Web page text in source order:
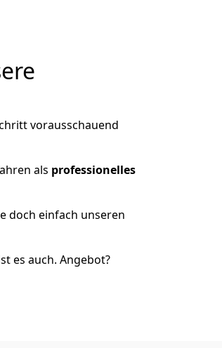
vorausschauend
als professionelles
doch einfach unseren
es auch. Angebot?